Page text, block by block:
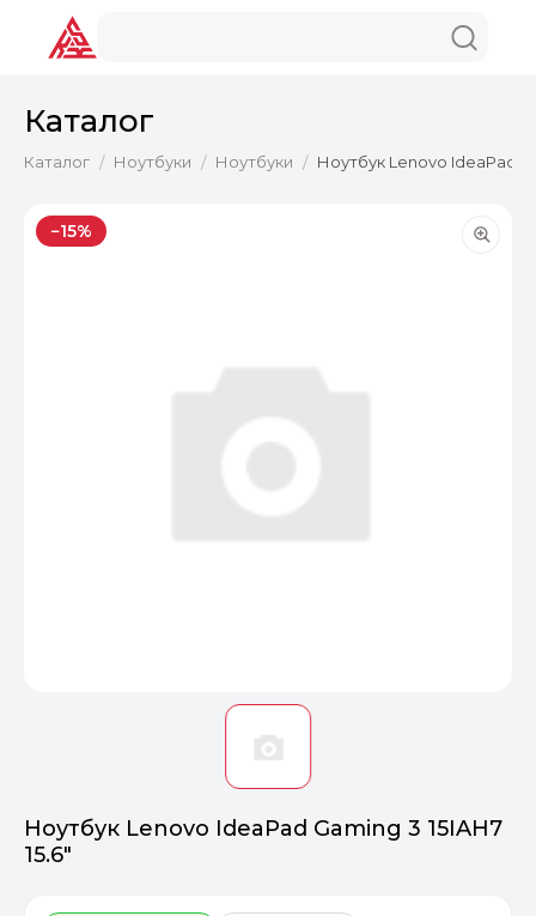
Каталог
Каталог / Ноутбуки / Ноутбуки / Ноутбук Lenovo IdeaPad
−15%
Ноутбук Lenovo IdeaPad Gaming 3 15IAH7
15.6"